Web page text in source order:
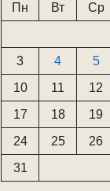
Пн
Вт Ср
3
4 5
10
11 12
17
18 19
24
25 26
31